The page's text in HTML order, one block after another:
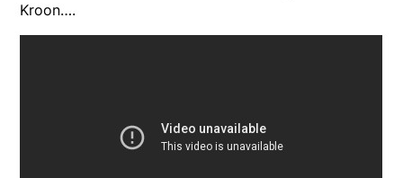
Kroon….